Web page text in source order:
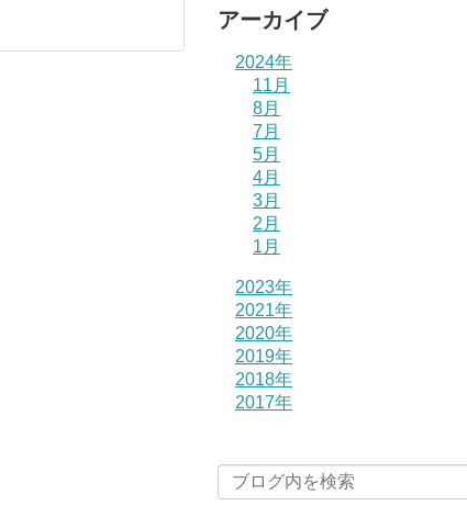
アーカイブ
2024年
11月
8月
7月
5月
4月
3月
2月
1月
2023年
2021年
2020年
2019年
2018年
2017年